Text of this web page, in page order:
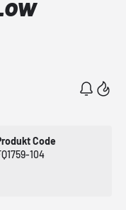
Code
104